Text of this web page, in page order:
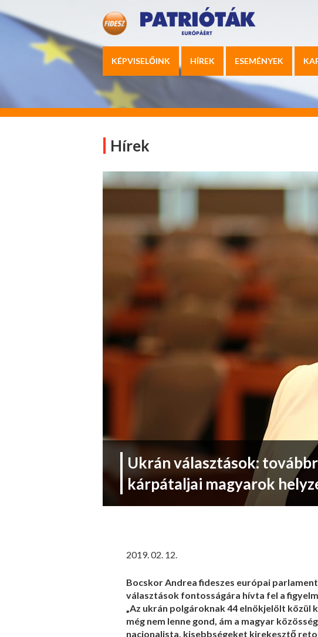
KÉPVISELŐINK HÍREK ESEMÉNYEK
Hírek
Ukrán választások:
kárpátaljai magyarok
2019. 02. 12.
Bocskor Andrea fideszes európai
választások fontosságára hívta fel a
„Az ukrán polgároknak 44 elnökjelölt közül
még nem lenne gond, ám a magyar
nacionalista, kisebbségeket kirekesztő